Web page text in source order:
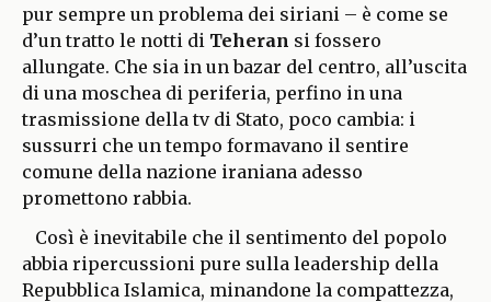
pur sempre un problema dei siriani – è come se
d’un tratto le notti di Teheran si fossero
allungate. Che sia in un bazar del centro, all’uscita
di una moschea di periferia, perfino in una
trasmissione della tv di Stato, poco cambia: i
sussurri che un tempo formavano il sentire
comune della nazione iraniana adesso
promettono rabbia.
Così è inevitabile che il sentimento del popolo
abbia ripercussioni pure sulla leadership della
Repubblica Islamica, minandone la compattezza,